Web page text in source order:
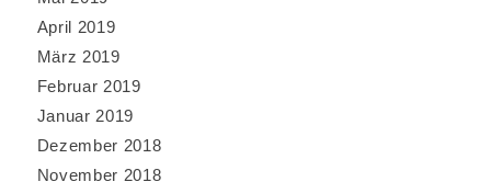
April 2019
März 2019
Februar 2019
Januar 2019
Dezember 2018
November 2018